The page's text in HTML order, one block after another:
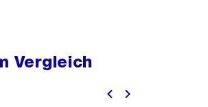
Vergleich